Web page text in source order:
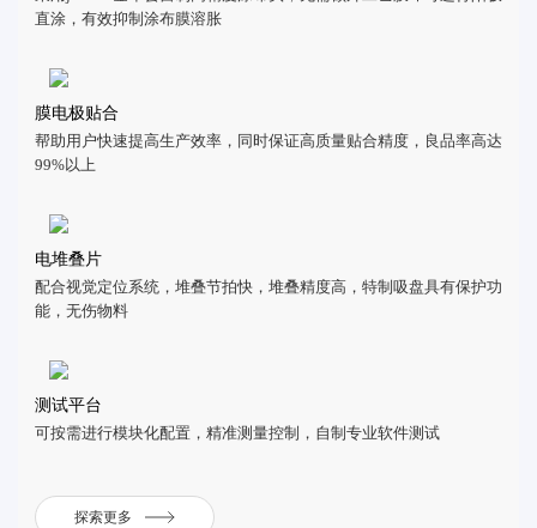
直涂，有效抑制涂布膜溶胀
膜电极贴合
帮助用户快速提高生产效率，同时保证高质量贴合精度，良品率高达
99%以上
电堆叠片
配合视觉定位系统，堆叠节拍快，堆叠精度高，特制吸盘具有保护功
能，无伤物料
测试平台
可按需进行模块化配置，精准测量控制，自制专业软件测试
探索更多